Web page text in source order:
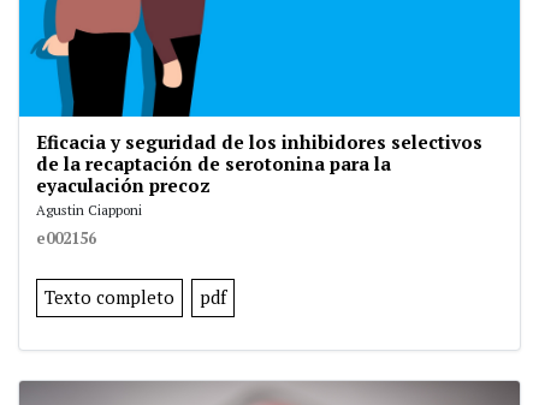
Eficacia y seguridad de los inhibidores selectivos
de la recaptación de serotonina para la
eyaculación precoz
Agustin Ciapponi
e002156
Texto completo pdf